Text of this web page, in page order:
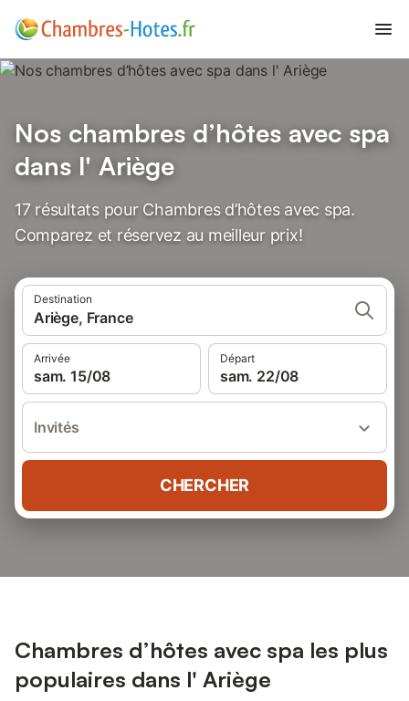
Nos chambres d’hôtes avec spa
dans l' Ariège
17 résultats pour Chambres d’hôtes avec spa.
Comparez et réservez au meilleur prix!
Destination
Ariège, France
Arrivée
sam. 15/08
Départ
sam. 22/08
Invités
CHERCHER
Chambres d’hôtes avec spa les plus
populaires dans l' Ariège